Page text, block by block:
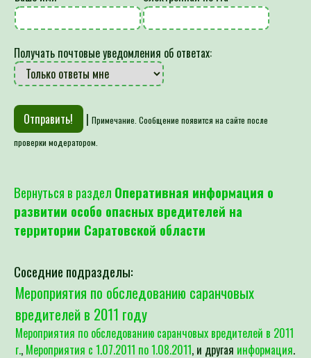
Получать почтовые уведомления об ответах:
|
проверки модератором.
Вернуться в раздел Оперативная информация о
развитии особо опасных вредителей на
территории Саратовской области
Соседние подразделы:
Мероприятия по обследованию саранчовых
вредителей в 2011 году
Мероприятия по обследованию саранчовых вредителей в 2011
г.,Мероприятия с 1.07.2011 по 1.08.2011, и другаяинформация